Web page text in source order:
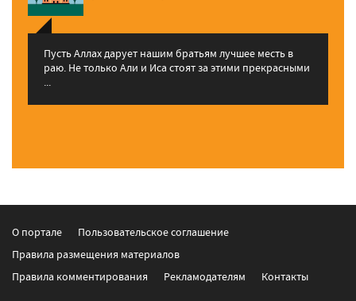
Пусть Аллах дарует нашим братьям лучшее месть в
раю. Не только Али и Иса стоят за этими прекрасными
...
О портале
Пользовательское соглашение
Правила размещения материалов
Правила комментирования
Рекламодателям Контакты